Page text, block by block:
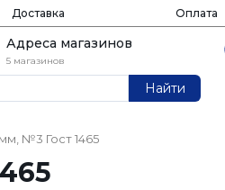
Доставка Оплата
Адреса магазинов
5 магазинов
Найти
№3 Гост 1465